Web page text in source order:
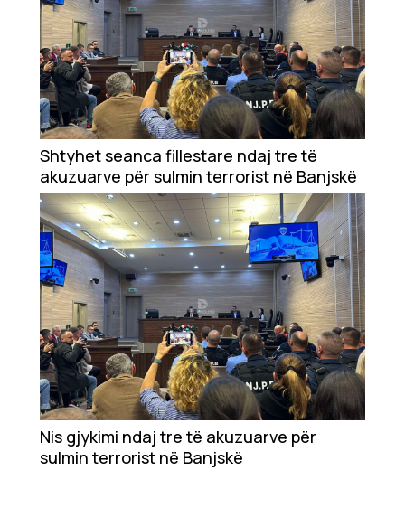
Kulturë
Showbiz
Ekonomi
Teknologji
Udhëtime
DuVideo
Shtyhet seanca fillestare ndaj tre të
akuzuarve për sulmin terrorist në Banjskë
Nis gjykimi ndaj tre të akuzuarve për
sulmin terrorist në Banjskë